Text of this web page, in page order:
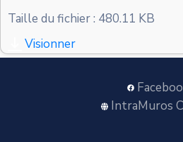
Taille du fichier : 480.11 KB
Visionner
IntraMuros